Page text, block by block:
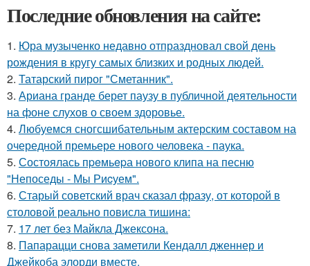
Последние обновления на сайте:
1. Юра музыченко недавно отпраздновал свой день
рождения в кругу самых близких и родных людей.
2. Татарский пирог "Сметанник".
3. Ариана гранде берет паузу в публичной деятельности
на фоне слухов о своем здоровье.
4. Любуемся сногсшибательным актерским составом на
очередной премьере нового человека - паука.
5. Состоялась пpeмьepа нового клипа на песню
"Непоседы - Мы Риcуем".
6. Старый советский врач сказал фразу, от которой в
столовой реально повисла тишинa:
7. 17 лет без Майкла Джексона.
8. Папарацци снова заметили Кендалл дженнер и
Джейкоба элорди вместе.